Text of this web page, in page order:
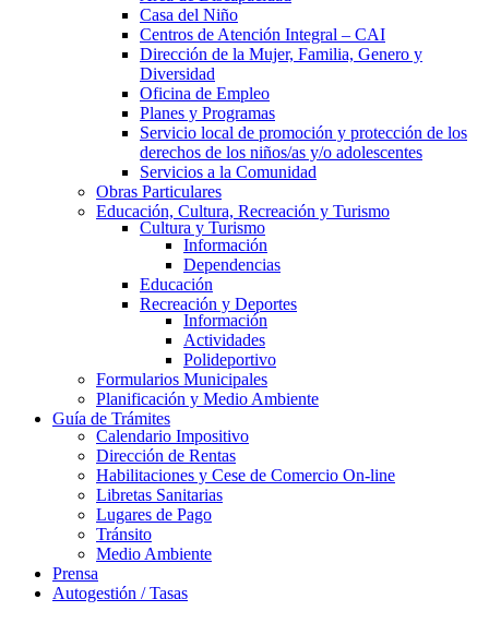
Casa del Niño
Centros de Atención Integral – CAI
Dirección de la Mujer, Familia, Genero y
Diversidad
Oficina de Empleo
Planes y Programas
Servicio local de promoción y protección de los
derechos de los niños/as y/o adolescentes
Servicios a la Comunidad
Obras Particulares
Educación, Cultura, Recreación y Turismo
Cultura y Turismo
Información
Dependencias
Educación
Recreación y Deportes
Información
Actividades
Polideportivo
Formularios Municipales
Planificación y Medio Ambiente
Guía de Trámites
Calendario Impositivo
Dirección de Rentas
Habilitaciones y Cese de Comercio On-line
Libretas Sanitarias
Lugares de Pago
Tránsito
Medio Ambiente
Prensa
Autogestión / Tasas